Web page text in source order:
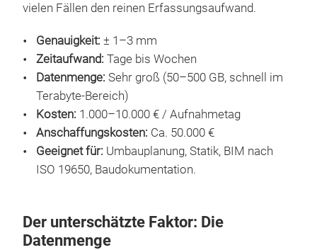
vielen Fällen den reinen Erfassungsaufwand.
Genauigkeit: ± 1–3 mm
Zeitaufwand: Tage bis Wochen
Datenmenge: Sehr groß (50–500 GB, schnell im
Terabyte-Bereich)
Kosten: 1.000–10.000 € / Aufnahmetag
Anschaffungskosten: Ca. 50.000 €
Geeignet für: Umbauplanung, Statik, BIM nach
ISO 19650, Baudokumentation.
Der unterschätzte Faktor: Die
Datenmenge